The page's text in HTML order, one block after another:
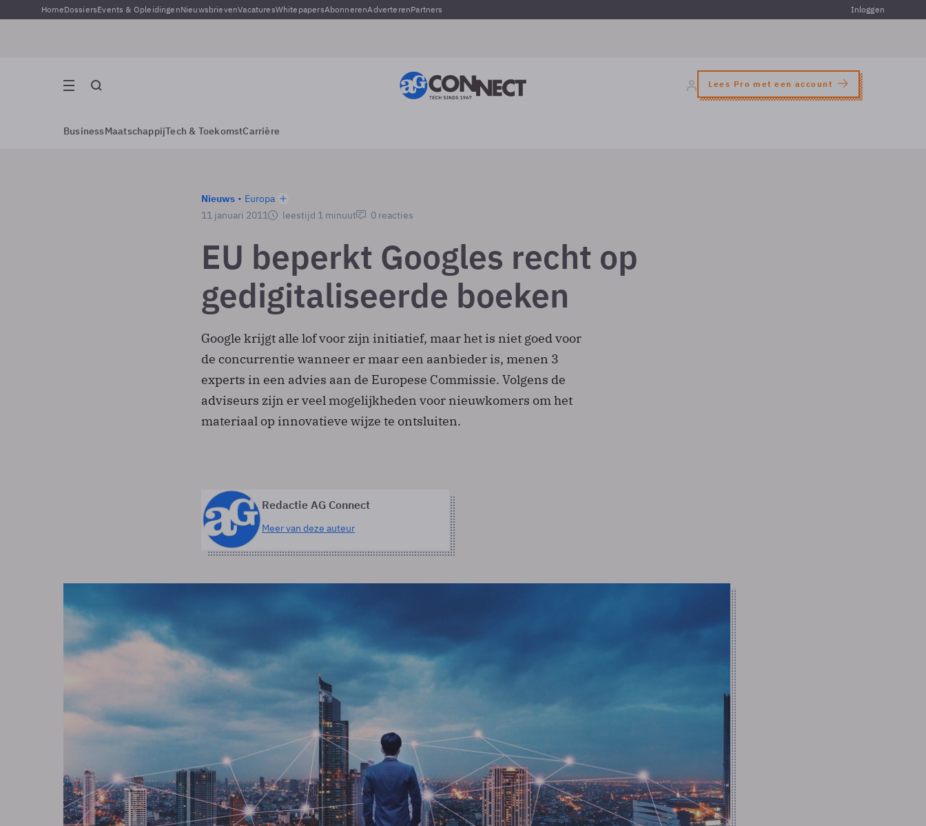
HomeDossiersEvents & OpleidingenNieuwsbrievenVacaturesWhitepapersAbonnerenAdverterenPartners Inloggen
Lees Pro met een account
BusinessMaatschappijTech & ToekomstCarrière
Nieuws
Europa
11 januari 2011
leestijd 1 minuut 0 reacties
EU beperkt Googles recht op
gedigitaliseerde boeken
Google krijgt alle lof voor zijn initiatief, maar het is niet goed voor
de concurrentie wanneer er maar een aanbieder is, menen 3
experts in een advies aan de Europese Commissie. Volgens de
adviseurs zijn er veel mogelijkheden voor nieuwkomers om het
materiaal op innovatieve wijze te ontsluiten.
Redactie AG Connect
Meer van deze auteur